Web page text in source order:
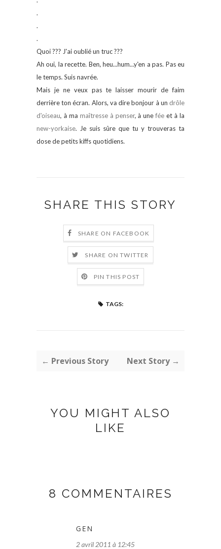
.
.
.
Quoi ??? J'ai oublié un truc ???
Ah oui, la recette. Ben, heu...hum...y'en a pas. Pas eu
le temps. Suis navrée.
Mais je ne veux pas te laisser mourir de faim
derrière ton écran. Alors, va dire bonjour à un drôle
d'oiseau, à ma maîtresse à penser, à unefée et à la
new-yorkaise. Je suis sûre que tu y trouveras ta
dose de petits kiffs quotidiens.
SHARE THIS STORY
SHARE ON FACEBOOK
SHARE ON TWITTER
PIN THIS POST
TAGS:
← Previous Story Next Story →
YOU MIGHT ALSO
LIKE
8 COMMENTAIRES
GEN
2 avril 2011 à 12:45